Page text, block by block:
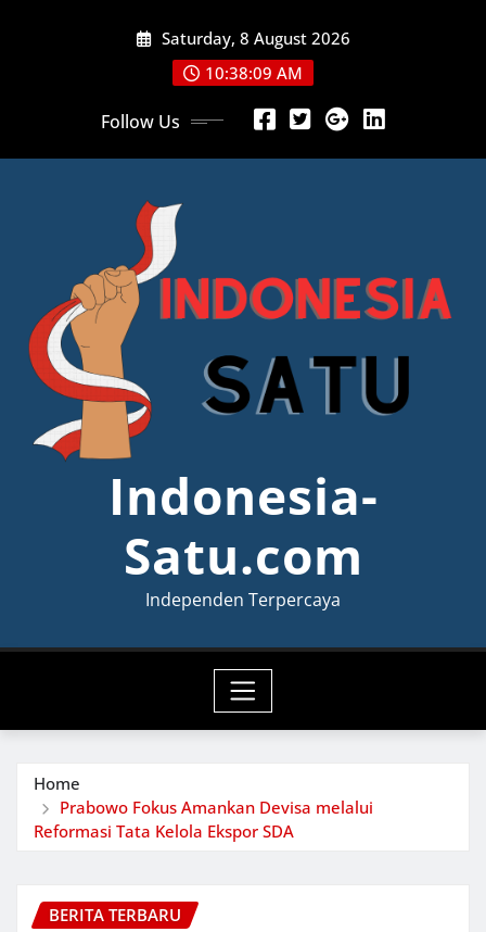
Saturday, 8 August 2026
10:38:10 AM
Follow Us
Indonesia-
Satu.com
Independen Terpercaya
Home
Prabowo Fokus Amankan Devisa melalui
Reformasi Tata Kelola Ekspor SDA
BERITA TERBARU